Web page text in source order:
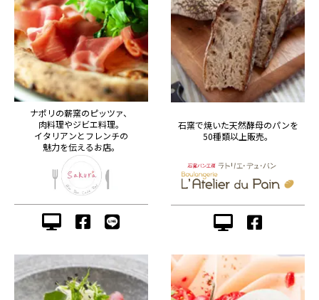
ナポリの薪窯のピッツァ、
肉料理やジビエ料理。
イタリアンとフレンチの
魅力を伝えるお店。
石窯で焼いた天然酵母のパンを
50種類以上販売。